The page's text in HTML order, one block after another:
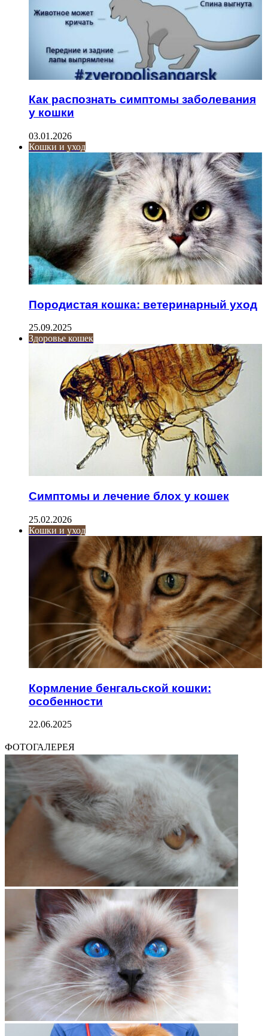
Как распознать симптомы заболевания
у кошки
03.01.2026
Кошки и уход
Породистая кошка: ветеринарный уход
25.09.2025
Здоровье кошек
Симптомы и лечение блох у кошек
25.02.2026
Кошки и уход
Кормление бенгальской кошки:
особенности
22.06.2025
ФОТОГАЛЕРЕЯ